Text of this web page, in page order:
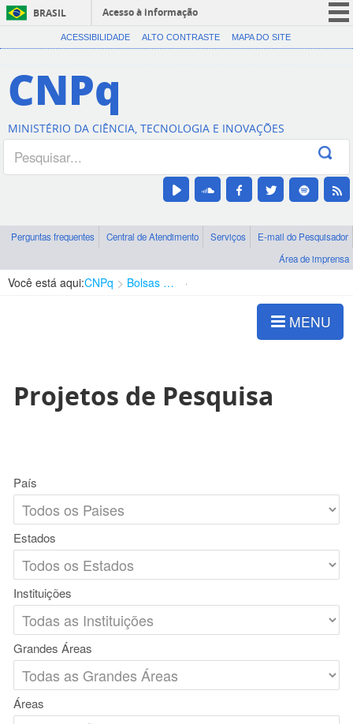
BRASIL
Acesso à informação
CORONAVÍRUS (COVID-19)
Canais
ACESSIBILIDADE ALTO CONTRASTE MAPA DO SITE
CNPq
MINISTÉRIO DA CIÊNCIA, TECNOLOGIA E INOVAÇÕES
Perguntas frequentes Central de Atendimento Serviços
E-mail do Pesquisador
Área de imprensa
Você está aqui:CNPq Bolsas e Auxílios Vigentes
MENU
Projetos de Pesquisa
País
Estados
Instituições
Grandes Áreas
Áreas